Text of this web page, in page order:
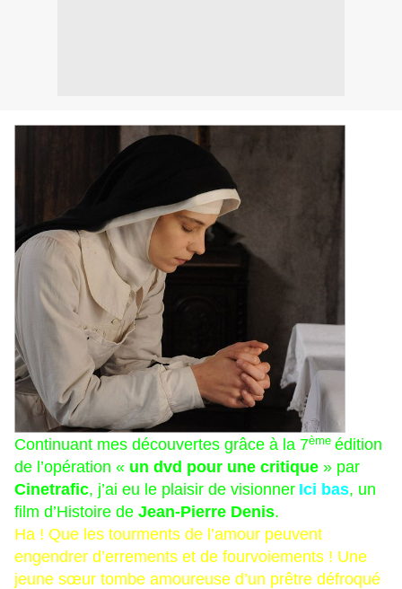
Continuant mes découvertes grâce à la 7ème édition
de l’opération « un dvd pour une critique » par
Cinetrafic, j’ai eu le plaisir de visionner Ici bas, un
film d’Histoire de Jean-Pierre Denis.
Ha ! Que les tourments de l’amour peuvent
engendrer d’errements et de fourvoiements ! Une
jeune sœur tombe amoureuse d’un prêtre défroqué